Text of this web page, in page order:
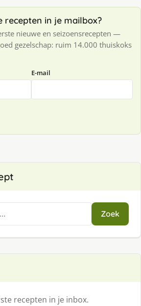
recepten in je mailbox?
nieuwe en seizoensrecepten —
gezelschap: ruim 14.000 thuiskoks
E-mail
Zoek
recepten in je inbox.